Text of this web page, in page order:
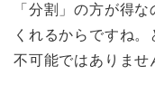
「分割」の方が得
くれるからですね
不可能ではありませ